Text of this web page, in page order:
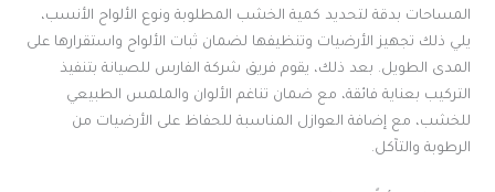
المساحات بدقة لتحديد كمية الخشب المطلوبة ونوع الألواح الأنسب،
يلي ذلك تجهيز الأرضيات وتنظيفها لضمان ثبات الألواح واستقرارها على
المدى الطويل. بعد ذلك، يقوم فريق شركة الفارس للصيانة بتنفيذ
التركيب بعناية فائقة، مع ضمان تناغم الألوان والملمس الطبيعي
للخشب، مع إضافة العوازل المناسبة للحفاظ على الأرضيات من
الرطوبة والتآكل.